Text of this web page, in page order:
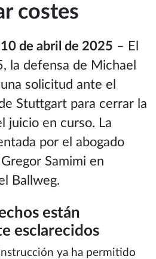
costes
de abril de 2025 – El
la defensa de Michael
solicitud ante el
Stuttgart para cerrar la
juicio en curso. La
por el abogado
Samimi en
Ballweg.
están
esclarecidos
ya ha permitido